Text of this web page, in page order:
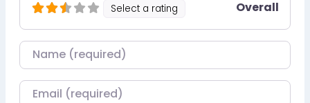
Select a rating Overall
Nom
Courriel